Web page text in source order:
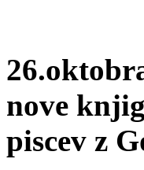
nove
piscev z